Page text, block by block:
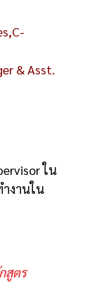
& Asst.
ใน
งานใน
สูตร